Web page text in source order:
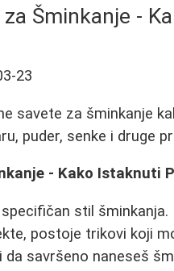
Šminkanje -
23
savete za šminkanje
puder, senke i druge
- Kako Istaknuti
stil
postoje trikovi koji
savršeno naneseš